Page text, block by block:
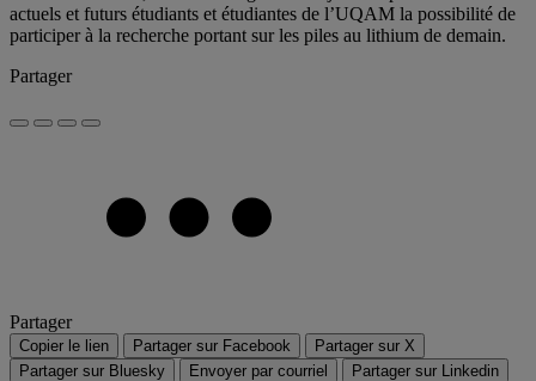
actuels et futurs étudiants et étudiantes de l’UQAM la possibilité de
participer à la recherche portant sur les piles au lithium de demain.
Partager
Partager
Copier le lien Partager sur Facebook
Partager sur X
Partager sur Bluesky
Envoyer par courriel Partager sur Linkedin